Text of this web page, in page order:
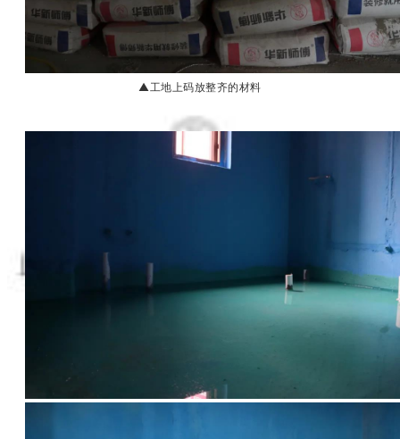
▲工地上码放整齐的材料